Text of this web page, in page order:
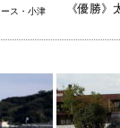
ース・小津
《優勝